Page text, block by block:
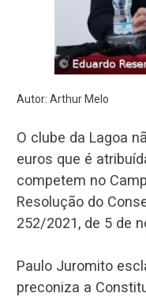
Autor: Arthur Melo
O clube da Lagoa
euros que é
competem no
Resolução do
252/2021, de 5 de
Paulo Juromito
preconiza a